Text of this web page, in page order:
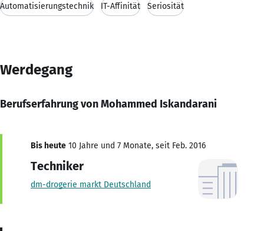
Automatisierungstechnik IT-Affinität Seriosität
Werdegang
Berufserfahrung von Mohammed Iskandarani
Bis heute 10 Jahre und 7 Monate, seit Feb. 2016
Techniker
dm-drogerie markt Deutschland